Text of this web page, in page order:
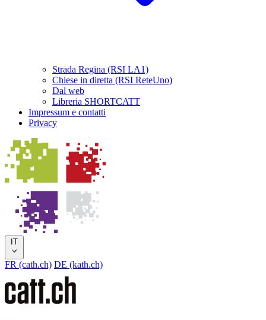
Strada Regina (RSI LA1)
Chiese in diretta (RSI ReteUno)
Dal web
Libreria SHORTCATT
Impressum e contatti
Privacy
IT
FR (cath.ch) DE (kath.ch)